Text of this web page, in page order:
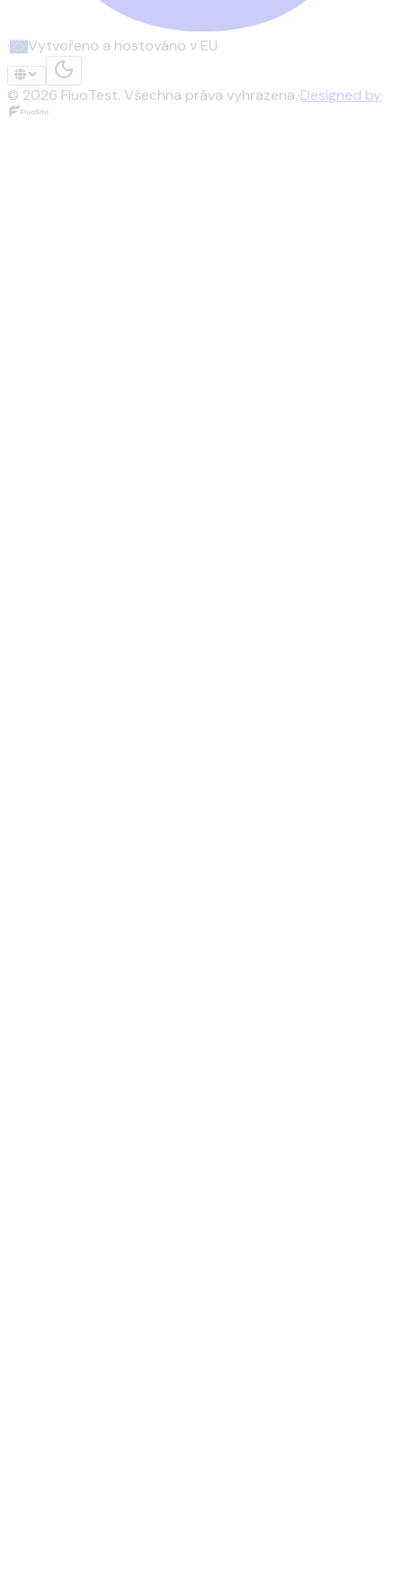
· Vytvořeno a hostováno v EU·
© 2026 FluoTest. Všechna práva vyhrazena.·Designed by